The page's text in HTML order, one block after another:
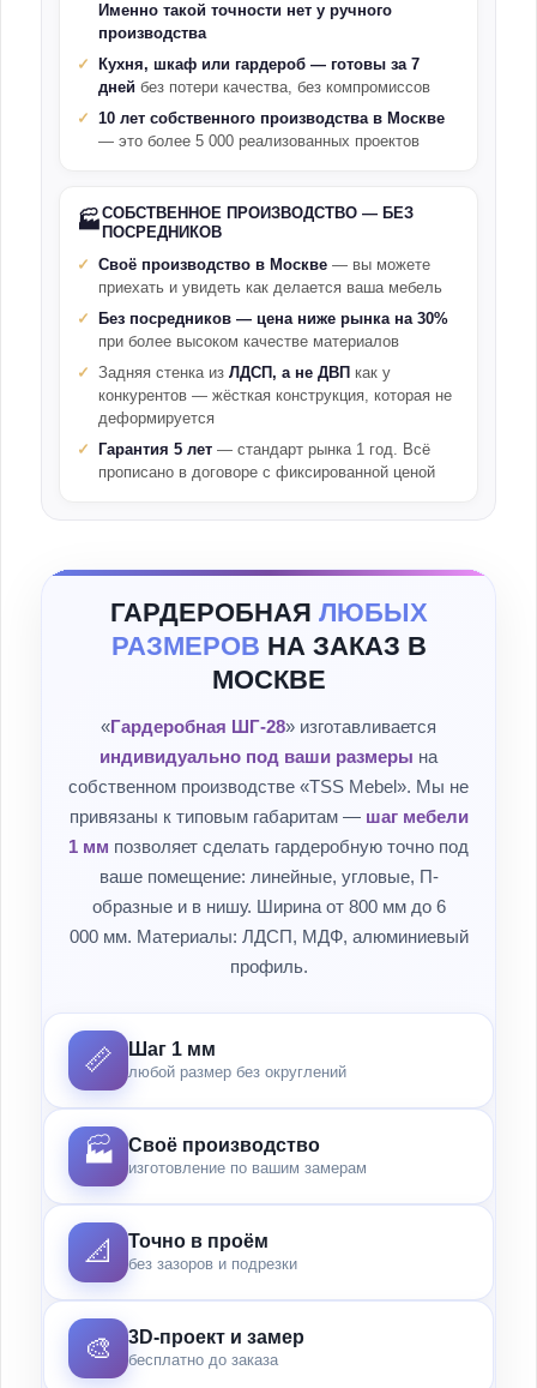
Именно такой точности нет у ручного
производства
Кухня, шкаф или гардероб — готовы за 7
дней без потери качества, без компромиссов
10 лет собственного производства в Москве
— это более 5 000 реализованных проектов
🏭СОБСТВЕННОЕ ПРОИЗВОДСТВО — БЕЗ
ПОСРЕДНИКОВ
Своё производство в Москве — вы можете
приехать и увидеть как делается ваша мебель
Без посредников — цена ниже рынка на 30%
при более высоком качестве материалов
Задняя стенка из ЛДСП, а не ДВП как у
конкурентов — жёсткая конструкция, которая не
деформируется
Гарантия 5 лет — стандарт рынка 1 год. Всё
прописано в договоре с фиксированной ценой
ГАРДЕРОБНАЯ ЛЮБЫХ
РАЗМЕРОВ НА ЗАКАЗ В
МОСКВЕ
«Гардеробная ШГ-28» изготавливается
индивидуально под ваши размеры на
собственном производстве «TSS Mebel». Мы не
привязаны к типовым габаритам — шаг мебели
1 мм позволяет сделать гардеробную точно под
ваше помещение: линейные, угловые, П-
образные и в нишу. Ширина от 800 мм до 6
000 мм. Материалы: ЛДСП, МДФ, алюминиевый
профиль.
📏 Шаг 1 мм
любой размер без округлений
🏭 Своё производство
изготовление по вашим замерам
📐 Точно в проём
без зазоров и подрезки
🎨 3D-проект и замер
бесплатно до заказа